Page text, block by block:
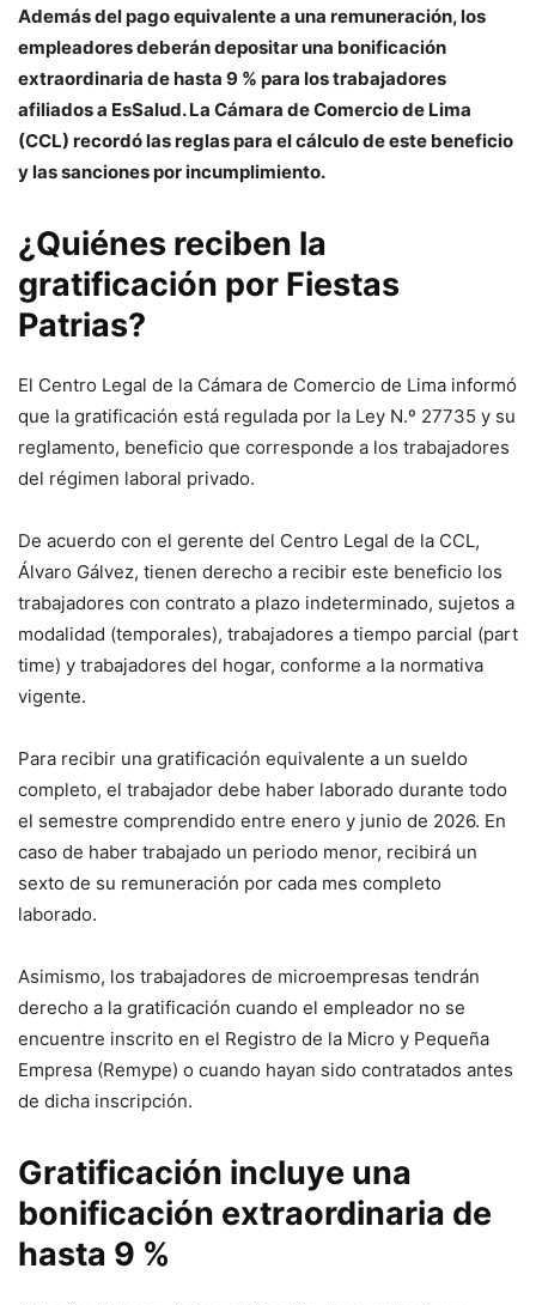
Además del pago equivalente a una remuneración, los
empleadores deberán depositar una bonificación
extraordinaria de hasta 9 % para los trabajadores
afiliados a EsSalud. La Cámara de Comercio de Lima
(CCL) recordó las reglas para el cálculo de este beneficio
y las sanciones por incumplimiento.
¿Quiénes reciben la
gratificación por Fiestas
Patrias?
El Centro Legal de la Cámara de Comercio de Lima informó
que la gratificación está regulada por la Ley N.º 27735 y su
reglamento, beneficio que corresponde a los trabajadores
del régimen laboral privado.
De acuerdo con el gerente del Centro Legal de la CCL,
Álvaro Gálvez, tienen derecho a recibir este beneficio los
trabajadores con contrato a plazo indeterminado, sujetos a
modalidad (temporales), trabajadores a tiempo parcial (part
time) y trabajadores del hogar, conforme a la normativa
vigente.
Para recibir una gratificación equivalente a un sueldo
completo, el trabajador debe haber laborado durante todo
el semestre comprendido entre enero y junio de 2026. En
caso de haber trabajado un periodo menor, recibirá un
sexto de su remuneración por cada mes completo
laborado.
Asimismo, los trabajadores de microempresas tendrán
derecho a la gratificación cuando el empleador no se
encuentre inscrito en el Registro de la Micro y Pequeña
Empresa (Remype) o cuando hayan sido contratados antes
de dicha inscripción.
Gratificación incluye una
bonificación extraordinaria de
hasta 9 %